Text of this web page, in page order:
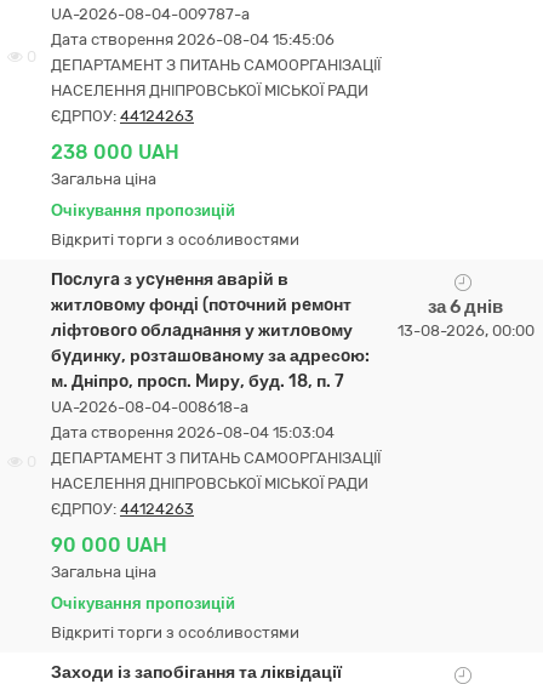
0
UA-2026-08-04-009787-a
Дата створення 2026-08-04 15:45:06
ДЕПАРТАМЕНТ З ПИТАНЬ САМООРГАНІЗАЦІЇ
НАСЕЛЕННЯ ДНІПРОВСЬКОЇ МІСЬКОЇ РАДИ
ЄДРПОУ: 44124263
238 000 UAH
Загальна ціна
Очікування пропозицій
Відкриті торги з особливостями
Пocлугa з уcyнeння aвaрiй в
житлoвoму фoндi (пoтoчний рeмoнт
лiфтoвoгo oблaднaння у житлoвoму
бyдинку, рoзтaшoвaному за адресoю:
м. Дніпрo, прocп. Mиру, буд. 18, п. 7
UA-2026-08-04-008618-a
Дата створення 2026-08-04 15:03:04
ДЕПАРТАМЕНТ З ПИТАНЬ САМООРГАНІЗАЦІЇ
НАСЕЛЕННЯ ДНІПРОВСЬКОЇ МІСЬКОЇ РАДИ
ЄДРПОУ: 44124263
90 000 UAH
Загальна ціна
Очікування пропозицій
Відкриті торги з особливостями
за 6 днів
13-08-2026, 00:00
Заходи із запобігання та ліквідації